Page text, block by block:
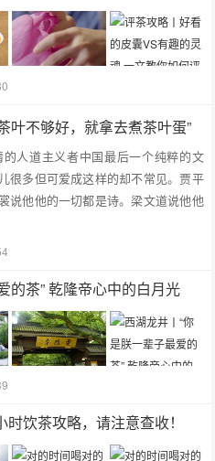
叶不够好，就拿去煮茶叶蛋”
人道主义者中国最后一个纯粹的文
很多但可爱成这样的却不常见。贾平
说他他的一切都是诗。梁文道说他他
的茶” 乾隆帝心中的白月光
饮茶攻略，请注意查收！